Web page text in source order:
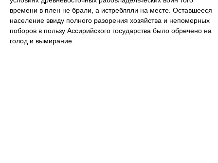
времени в плен не брали, а истребляли на месте. Оставшееся
население ввиду полного разорения хозяйства и непомерных
поборов в пользу Ассирийского государства было обречено на
голод и вымирание.